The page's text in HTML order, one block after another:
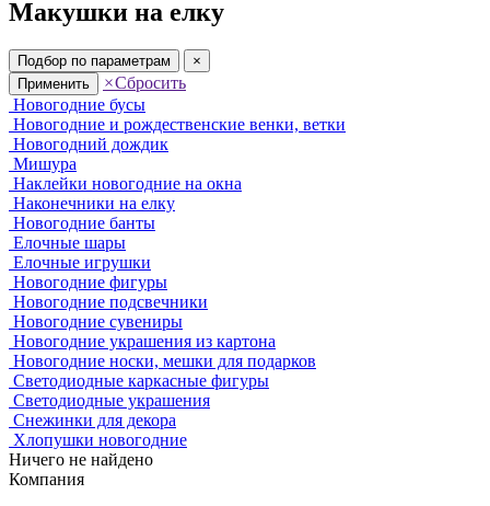
Макушки на елку
Подбор по параметрам
×
Применить
×Сбросить
Новогодние бусы
Новогодние и рождественские венки, ветки
Новогодний дождик
Мишура
Наклейки новогодние на окна
Наконечники на елку
Новогодние банты
Елочные шары
Елочные игрушки
Новогодние фигуры
Новогодние подсвечники
Новогодние сувениры
Новогодние украшения из картона
Новогодние носки, мешки для подарков
Светодиодные каркасные фигуры
Светодиодные украшения
Снежинки для декора
Хлопушки новогодние
Ничего не найдено
Компания